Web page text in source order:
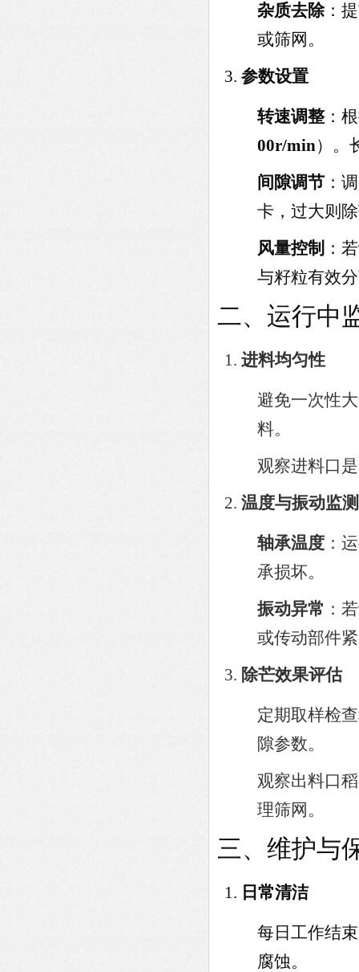
杂质去除：
或筛网。
参数设置
转速调整：
00r/min）。
间隙调节 ：
卡，过大则
风量控制 ：
与籽粒有效
二、运行中
进料均匀性
避免一次性
料。
观察进料口
温度与振动监测
轴承温度 ：
承损坏。
振动异常 ：
或传动部件
除芒效果评估
定期取样检
隙参数。
观察出料口
理筛网。
三、维护与
日常清洁
每日工作结
腐蚀。